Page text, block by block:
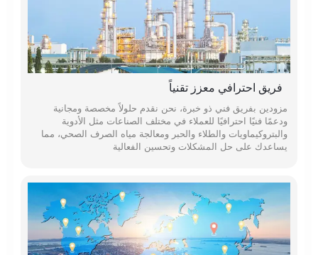
فريق احترافي معزز تقنياً
مزودين بفريق فني ذو خبرة، نحن نقدم حلولاً مخصصة ومجانية
ودعمًا فنيًا احترافيًا للعملاء في مختلف الصناعات مثل الأدوية
والبتروكيماويات والطلاء والحبر ومعالجة مياه الصرف الصحي، مما
يساعدك على حل المشكلات وتحسين الفعالية